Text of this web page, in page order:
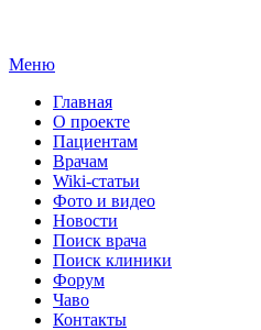
Меню
Главная
О проекте
Пациентам
Врачам
Wiki-статьи
Фото и видео
Новости
Поиск врача
Поиск клиники
Форум
Чаво
Контакты